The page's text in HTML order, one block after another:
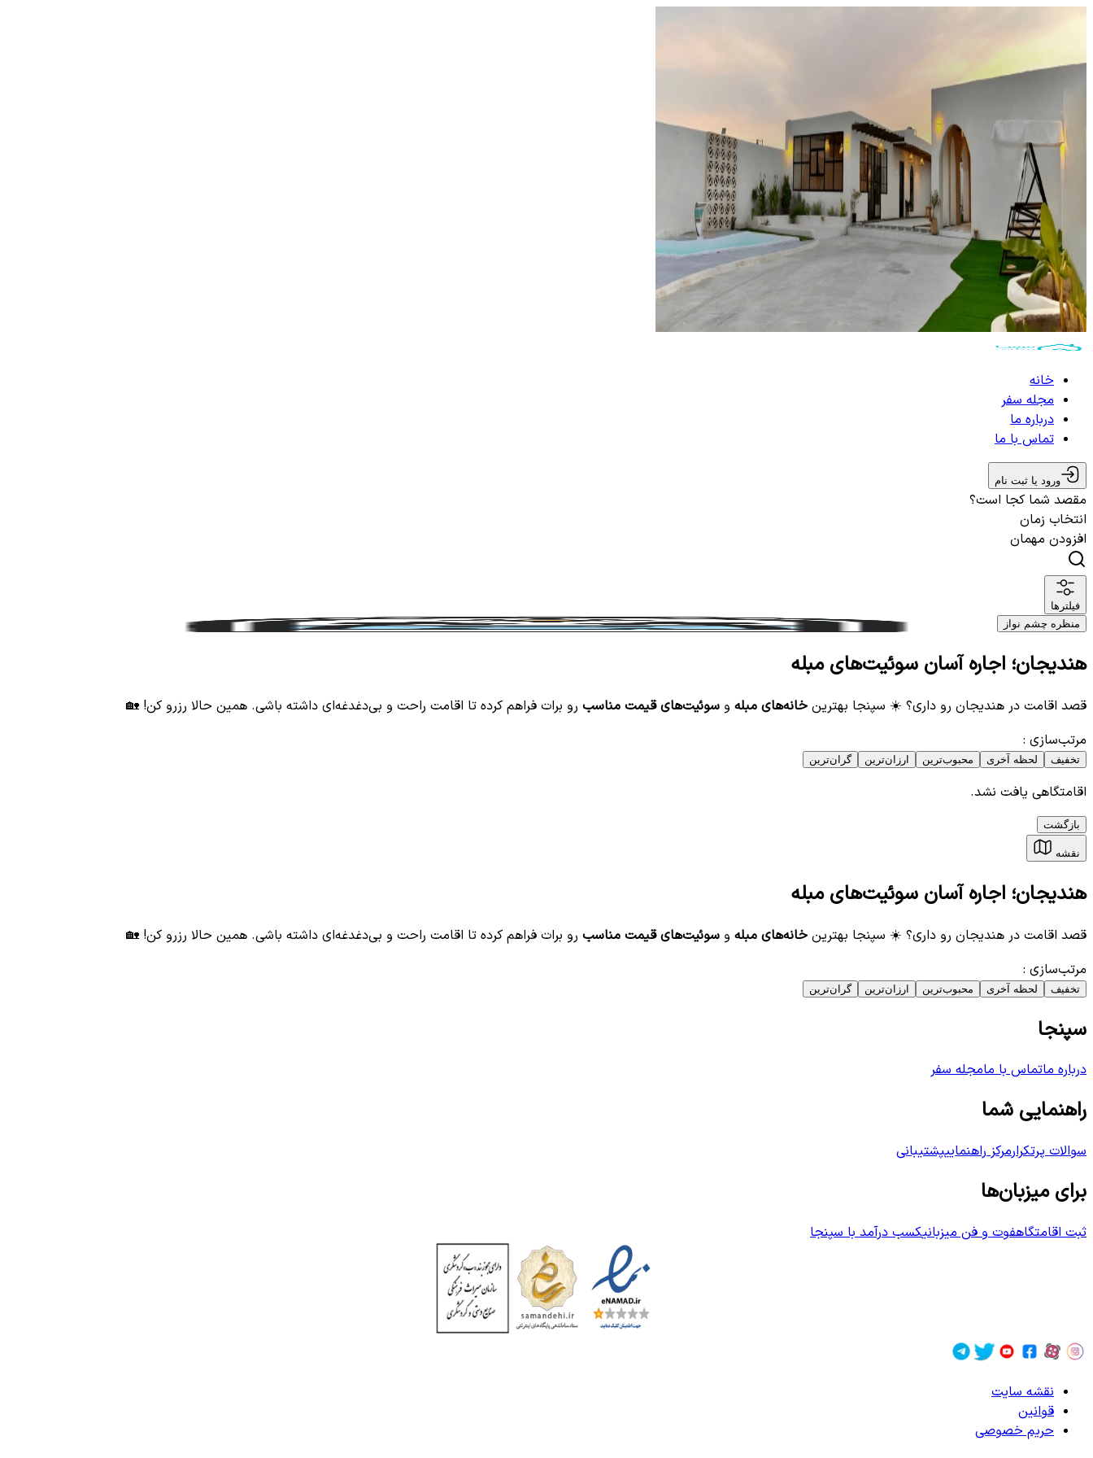
خانه
مجله سفر
درباره ما
تماس با ما
ورود یا ثبت نام
مقصد شما کجا است؟
انتخاب زمان
افزودن مهمان
فیلترها
منظره چشم نواز
هندیجان؛ اجاره آسان سوئیت‌های مبله
قصد اقامت در هندیجان رو داری؟ ☀️ سپنجا بهترین خانه‌های مبله و سوئیت‌های قیمت مناسب رو برات فراهم کرده تا اقامت راحت و بی‌دغدغه‌ای داشته باشی. همین حالا رزرو کن! 🏡
مرتب‌سازی :
تخفیف لحظه آخری محبوب‌ترین ارزان‌ترین گران‌ترین
اقامتگاهی یافت نشد.
بازگشت
نقشه
هندیجان؛ اجاره آسان سوئیت‌های مبله
قصد اقامت در هندیجان رو داری؟ ☀️ سپنجا بهترین خانه‌های مبله و سوئیت‌های قیمت مناسب رو برات فراهم کرده تا اقامت راحت و بی‌دغدغه‌ای داشته باشی. همین حالا رزرو کن! 🏡
مرتب‌سازی :
تخفیف لحظه آخری محبوب‌ترین ارزان‌ترین گران‌ترین
سپنجا
درباره ماتماس با مامجله سفر
راهنمایی شما
سوالات پرتکرارمرکز راهنماییپشتیبانی
برای میزبان‌ها
ثبت اقامتگاهفوت و فن میزبانیکسب درآمد با سپنجا
نقشه سایت
قوانین
حریم خصوصی